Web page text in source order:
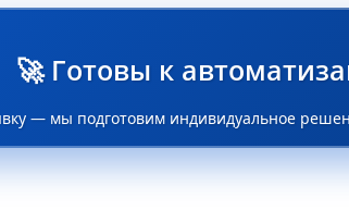
🚀 Готовы к
— мы подготовим индивидуальное